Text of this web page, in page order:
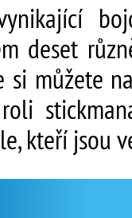
deset
si můžete
kteří jsou